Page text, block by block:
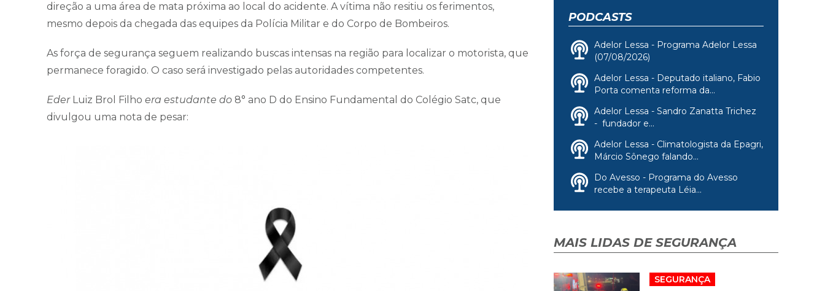
direção a uma área de mata próxima ao local do acidente. A vítima não resitiu os ferimentos,
mesmo depois da chegada das equipes da Polícia Militar e do Corpo de Bombeiros.
As força de segurança seguem realizando buscas intensas na região para localizar o motorista, que
permanece foragido. O caso será investigado pelas autoridades competentes.
Eder Luiz Brol Filho era estudante do 8° ano D do Ensino Fundamental do Colégio Satc, que
divulgou uma nota de pesar:
PODCASTS
Adelor Lessa - Programa Adelor Lessa
(07/08/2026)
Adelor Lessa - Deputado italiano, Fabio
Porta comenta reforma da...
Adelor Lessa - Sandro Zanatta Trichez
- fundador e...
Adelor Lessa - Climatologista da Epagri,
Márcio Sônego falando...
Do Avesso - Programa do Avesso
recebe a terapeuta Léia...
MAIS LIDAS DE SEGURANÇA
SEGURANÇA